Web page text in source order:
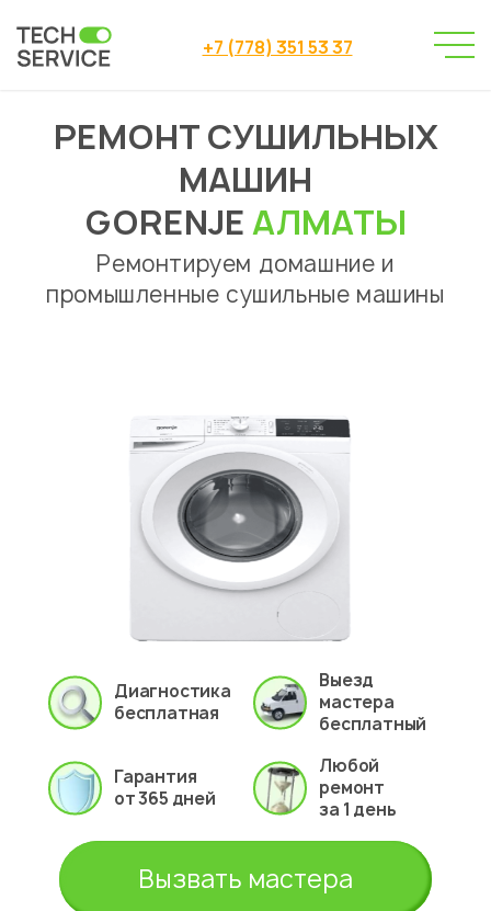
+7 (778) 351 53 37
Сервисный центр
→
Ремонт сушильных машин
→
Ремонт сушильных машин Gorenje Алматы
РЕМОНТ СУШИЛЬНЫХ
МАШИН
GORENJEАЛМАТЫ
Ремонтируем домашние и
промышленные сушильные машины
Диагностика
бесплатная
Выезд
мастера
бесплатный
Гарантия
от 365 дней
Любой
ремонт
за 1 день
Вызвать мастера